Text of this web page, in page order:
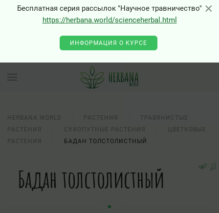
×
Бесплатная серия рассылок "Научное травничество"
https://herbana.world/scienceherbal.html
ИНФОРМАЦИЯ О КУРСЕ
HERBANA.WORLD РАСТЕНИЯ
ТРАВЯНИСТЫЕ
РАСТЕНИЯ
СУХОПУТНЫЕ РАСТЕНИЯ
ЦВЕТКОВЫЕ
РАСТЕНИЯ
БАДАН ТОЛСТОЛИСТНЫЙ
Бадан толстолистный
×